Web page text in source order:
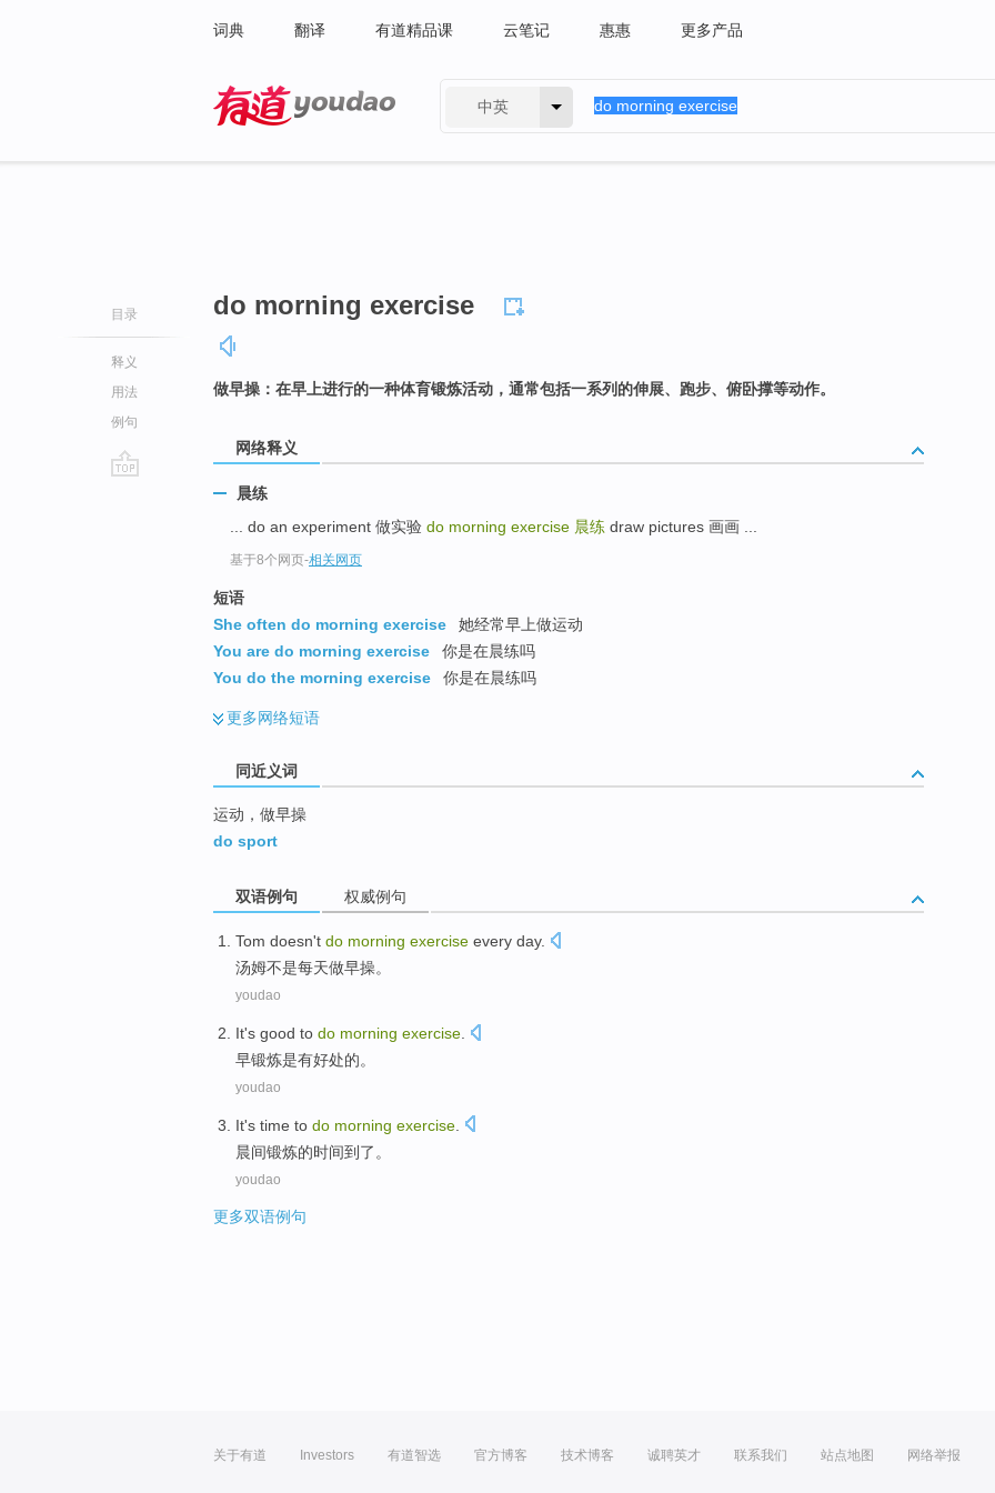
词典 翻译 有道精品课 云笔记 惠惠 更多产品
中英
目录
释义
用法
例句
do morning exercise
做早操：在早上进行的一种体育锻炼活动，通常包括一系列的伸展、跑步、俯卧撑等动作。
网络释义
晨练
... do an experiment 做实验 do morning exercise 晨练 draw pictures 画画 ...
基于8个网页-相关网页
短语
She often do morning exercise
她经常早上做运动
You are do morning exercise
你是在晨练吗
You do the morning exercise
你是在晨练吗
更多网络短语
同近义词
运动，做早操
do sport
双语例句 权威例句
Tom doesn't do morning exercise every day.
汤姆不是每天做早操。
youdao
It's good to do morning exercise
早锻炼是有好处的。
youdao
It's time to do morning exercise
晨间锻炼的时间到了。
youdao
更多双语例句
关于有道 Investors 有道智选 官方博客 技术博客 诚聘英才 联系我们 站点地图 网络举报